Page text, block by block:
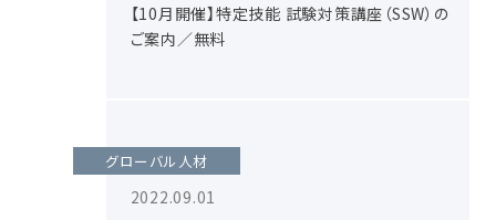
【10月開催】特定技能 試験対策講座（SSW）の
ご案内／無料
グローバル人材
2022.09.01